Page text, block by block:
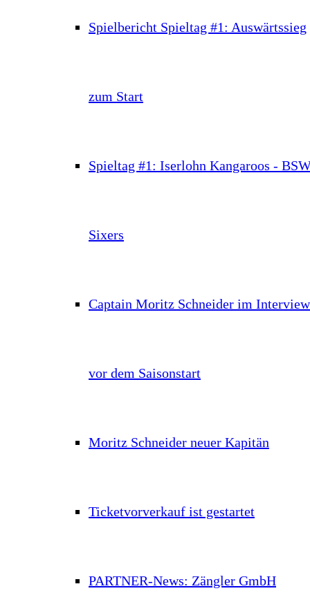
Spielbericht Spieltag #1: Auswärtssieg
zum Start
Spieltag #1: Iserlohn Kangaroos -
Sixers
Captain Moritz Schneider im Interview
vor dem Saisonstart
Moritz Schneider neuer Kapitän
Ticketvorverkauf ist gestartet
PARTNER-News: Zängler GmbH